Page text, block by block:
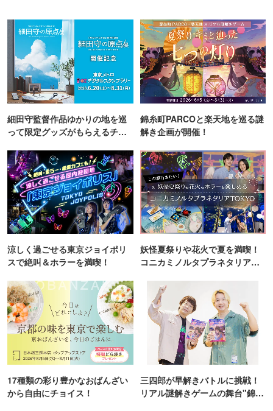
細田守監督作品ゆかりの地を巡
って限定グッズがもらえるチャ
錦糸町PARCOと楽天地を巡る謎
解き企画が開催！
涼しく過ごせる東京ジョイポリ
スで絶叫＆ホラーを満喫！
妖怪夏祭りや花火で夏を満喫！
コニカミノルタプラネタリア
17種類の彩り豊かなおばんざい
から自由にチョイス！
三四郎が早解きバトルに挑戦！
リアル謎解きゲームの舞台"錦糸